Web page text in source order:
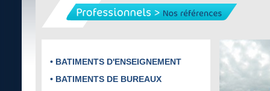
• BATIMENTS D'ENSEIGNEMENT
• BATIMENTS DE BUREAUX